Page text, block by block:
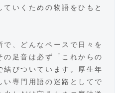
いくための物語をひもと
で、どんなペースで日々を
の足音は必ず「これからの
結びついています。厚生年
い専門用語の迷路としてで